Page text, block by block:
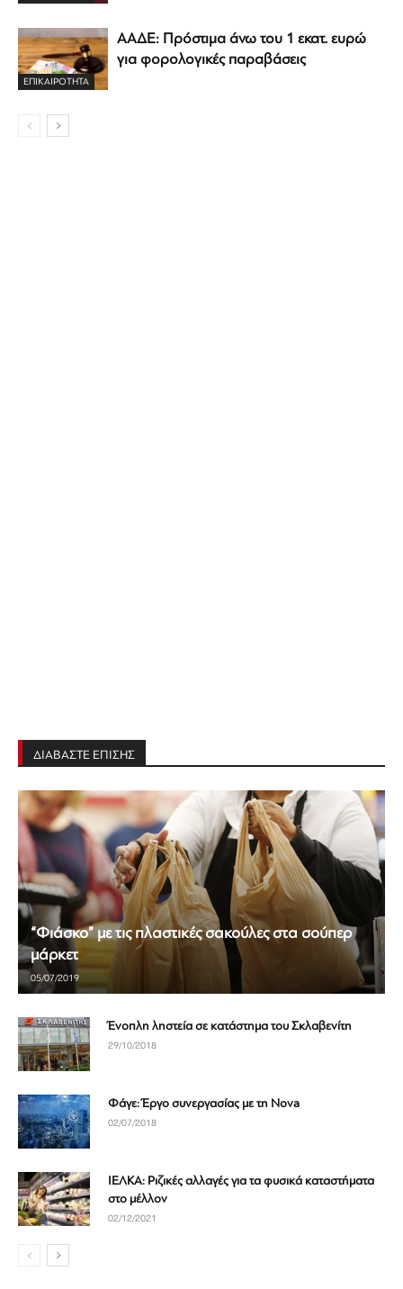
ΕΠΙΚΑΙΡΟΤΗΤΑ
ΑΑΔΕ: Πρόστιμα άνω του 1 εκατ. ευρώ
για φορολογικές παραβάσεις
ΔΙΑΒΑΣΤΕ ΕΠΙΣΗΣ
“Φιάσκο” με τις πλαστικές σακούλες στα σούπερ
μάρκετ
05/07/2019
Ένοπλη ληστεία σε κατάστημα του Σκλαβενίτη
29/10/2018
Φάγε: Έργο συνεργασίας με τη Nova
02/07/2018
ΙΕΛΚΑ: Ριζικές αλλαγές για τα φυσικά καταστήματα
στο μέλλον
02/12/2021